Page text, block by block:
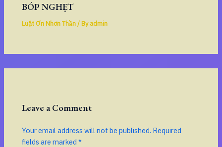
BÓP NGHẸT
Luật Ơn Nhơn Thần/ Byadmin
Leave a Comment
Your email address will not be published. Required
fields are marked*